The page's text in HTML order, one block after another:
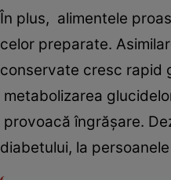
În plus, alimentele
celor preparate.
conservate cresc rapid
metabolizarea
provoacă îngrăşare.
diabetului, la